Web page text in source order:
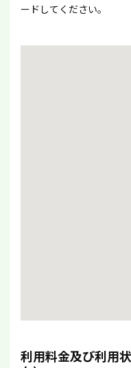
ードしてください。
利用料金及び利用